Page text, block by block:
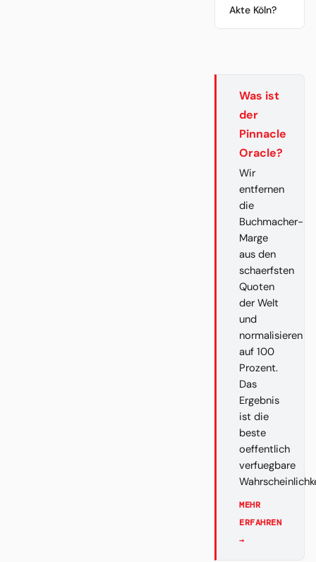
Akte Köln?
Was ist
der
Pinnacle
Oracle?
Wir
entfernen
die
Buchmacher-
Marge
aus den
schaerfsten
Quoten
der Welt
und
normalisieren
auf 100
Prozent.
Das
Ergebnis
ist die
beste
oeffentlich
verfuegbare
MEHR
ERFAHREN
→